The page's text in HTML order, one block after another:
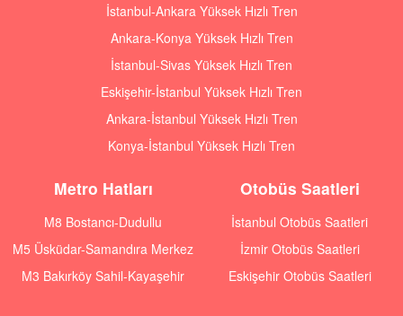
İstanbul-Ankara Yüksek Hızlı Tren
Ankara-Konya Yüksek Hızlı Tren
İstanbul-Sivas Yüksek Hızlı Tren
Eskişehir-İstanbul Yüksek Hızlı Tren
Ankara-İstanbul Yüksek Hızlı Tren
Konya-İstanbul Yüksek Hızlı Tren
Metro Hatları
M8 Bostancı-Dudullu
M5 Üsküdar-Samandıra Merkez
M3 Bakırköy Sahil-Kayaşehir
Otobüs Saatleri
İstanbul Otobüs Saatleri
İzmir Otobüs Saatleri
Eskişehir Otobüs Saatleri